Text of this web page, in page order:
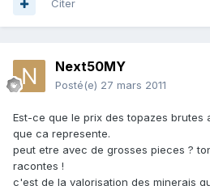
Citer
Next50MY
Posté(e) 27 mars 2011
Est-ce que le prix des topazes brutes
que ca represente.
peut etre avec de grosses pieces ?
racontes !
c'est de la valorisation des minerais